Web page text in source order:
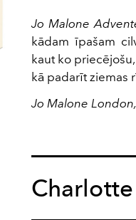
Jo Malone
kādam īpašam
kaut ko
kā padarīt ziemas
Jo Malone London,